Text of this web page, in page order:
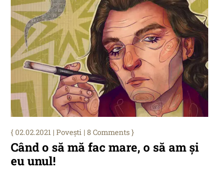
Când o să mă fac mare, o să am și
eu unul!
02.02.2021 |Povești | 8 Comments